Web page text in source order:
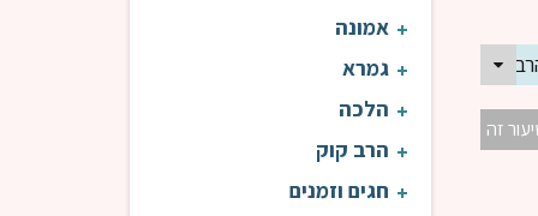
ניסים דעי | פרשת בלק
זה
אמונה
גמרא
הלכה
הרב קוק
חגים וזמנים